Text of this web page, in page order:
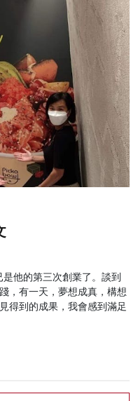
他的第三次創業了。談到
，有一天，夢想成真，構想
得到的成果，我會感到滿足